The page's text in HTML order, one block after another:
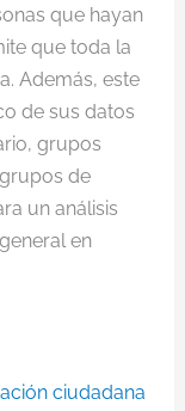
que hayan
que toda la
Además, este
de sus datos
grupos
de
un análisis
en
ciudadana